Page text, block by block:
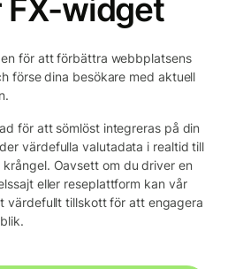
FX-widget
för att förbättra webbplatsens
förse dina besökare med aktuell
för att sömlöst integreras på din
värdefulla valutadata i realtid till
Oavsett om du driver en
eller reseplattform kan vår
värdefullt tillskott för att engagera